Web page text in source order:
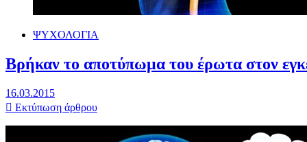
ΨΥΧΟΛΟΓΙΑ
Βρήκαν το αποτύπωμα του έρωτα στον
16.03.2015
Εκτύπωση άρθρου